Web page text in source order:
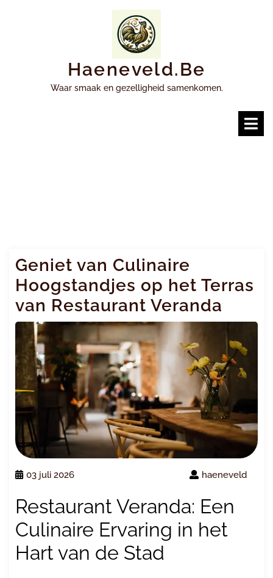
Haeneveld.be
Waar smaak en gezelligheid samenkomen.
Geniet van Culinaire
Hoogstandjes op het Terras
van Restaurant Veranda
03 juli 2026 haeneveld
Restaurant Veranda: Een
Culinaire Ervaring in het
Hart van de Stad